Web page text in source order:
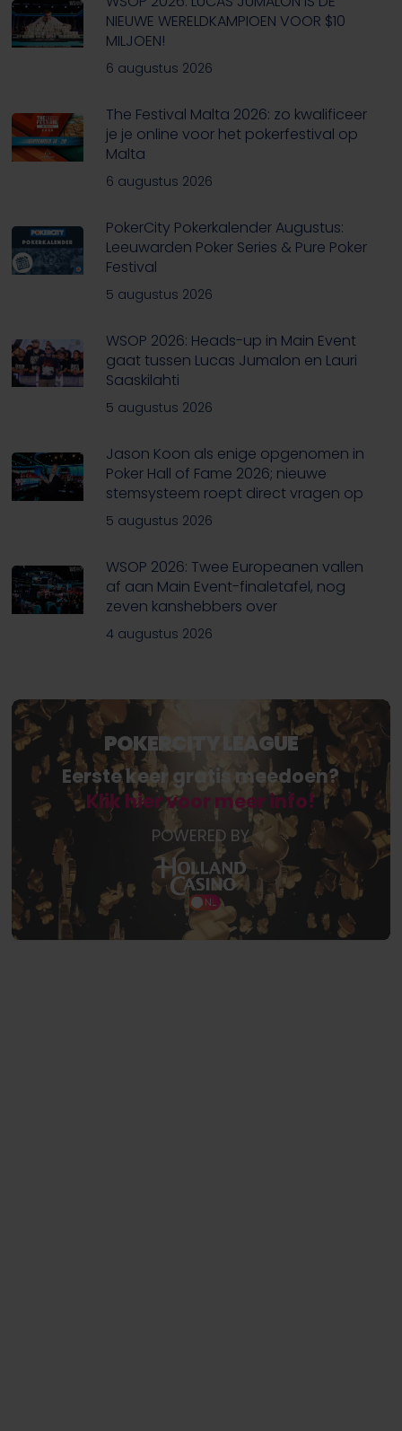
NIEUWE WERELDKAMPIOEN VOOR $10
MILJOEN!
6 augustus 2026
The Festival Malta 2026: zo kwalificeer
je je online voor het pokerfestival op
Malta
6 augustus 2026
PokerCity Pokerkalender Augustus:
Leeuwarden Poker Series & Pure Poker
Festival
5 augustus 2026
WSOP 2026: Heads-up in Main Event
gaat tussen Lucas Jumalon en Lauri
Saaskilahti
5 augustus 2026
Jason Koon als enige opgenomen in
Poker Hall of Fame 2026; nieuwe
stemsysteem roept direct vragen op
5 augustus 2026
WSOP 2026: Twee Europeanen vallen
af aan Main Event-finaletafel, nog
zeven kanshebbers over
4 augustus 2026
POKERCITY LEAGUE
Eerste keer gratis meedoen?
Klik hier voor meer info!
POWERED BY